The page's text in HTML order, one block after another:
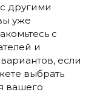
другими
уже
с
и
если
выбрать
вашего